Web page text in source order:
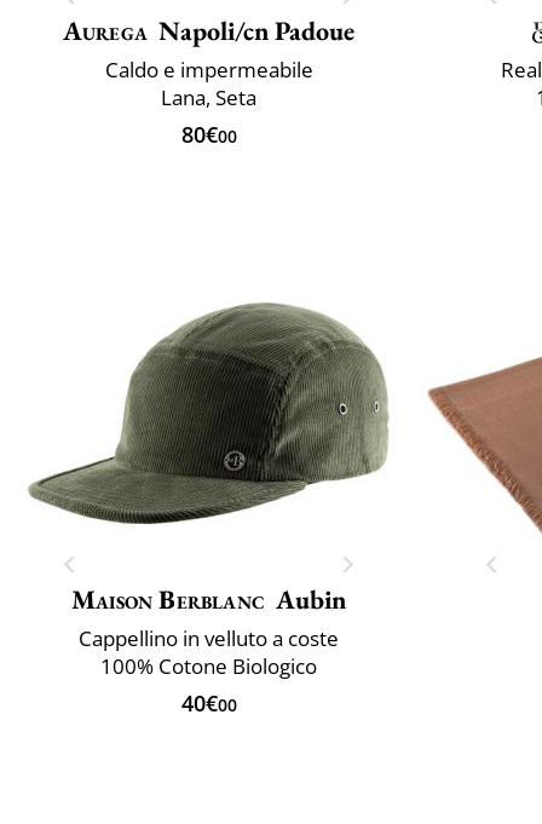
Aurega Napoli/cn Padoue
Caldo e impermeabile
Lana, Seta
80€00
Maison Berblanc Aubin
Cappellino in velluto a coste
100% Cotone Biologico
40€00